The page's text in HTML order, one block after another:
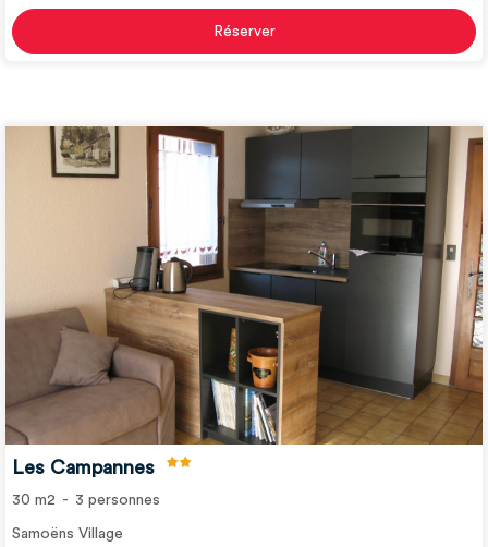
Réserver
Les Campannes
Samoëns Village
30 m2 3 personnes